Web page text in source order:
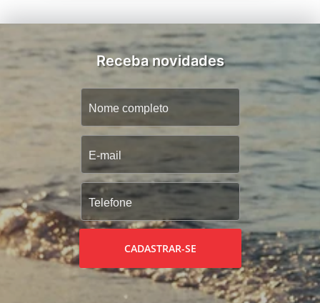
Receba novidades
CADASTRAR-SE